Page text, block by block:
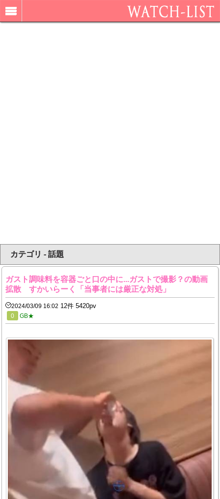
カテゴリ - 話題
ガスト調味料を容器ごと口の中に...ガストで撮影？の動画
拡散 すかいらーく「当事者には厳正な対処」
2024/03/09 16:02 12件 5420pv
0 GB★